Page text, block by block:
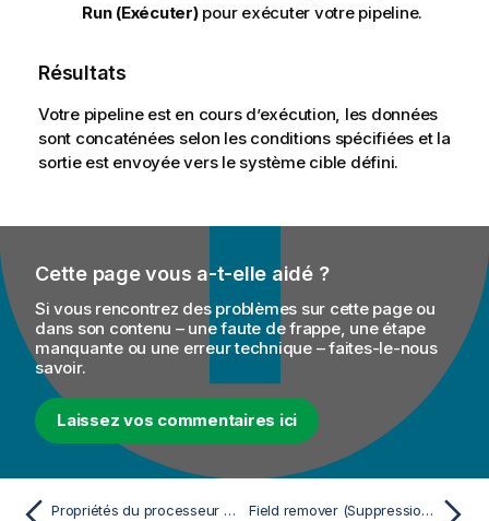
Run (Exécuter)pour exécuter votre pipeline.
Résultats
Votre pipeline est en cours d’exécution, les données
sont concaténées selon les conditions spécifiées et la
sortie est envoyée vers le système cible défini.
Cette page vous a-t-elle aidé ?
Si vous rencontrez des problèmes sur cette page ou
dans son contenu – une faute de frappe, une étape
manquante ou une erreur technique – faites-le-nous
savoir.
Laissez vos commentaires ici
Propriétés du processeur Field concatenator Field remover (Suppression de champs)